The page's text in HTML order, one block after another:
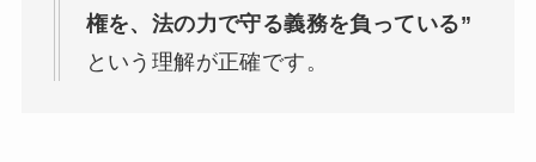
権を、法の力で守る義務を負っている”
という理解が正確です。